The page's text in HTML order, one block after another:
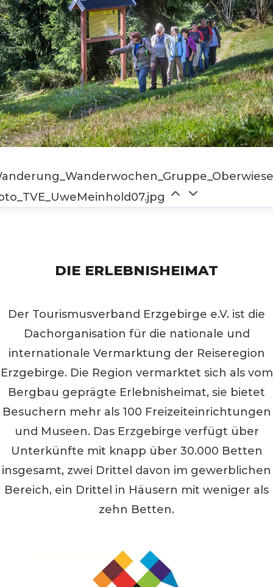
DIE ERLEBNISHEIMAT
Der Tourismusverband Erzgebirge e.V. ist die
Dachorganisation für die nationale und
internationale Vermarktung der Reiseregion
Erzgebirge. Die Region vermarktet sich als vom
Bergbau geprägte Erlebnisheimat, sie bietet
Besuchern mehr als 100 Freizeiteinrichtungen
und Museen. Das Erzgebirge verfügt über
Unterkünfte mit knapp über 30.000 Betten
insgesamt, zwei Drittel davon im gewerblichen
Bereich, ein Drittel in Häusern mit weniger als
zehn Betten.